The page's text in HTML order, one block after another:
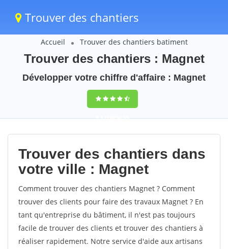
Trouver des chantiers
Accueil Trouver des chantiers batiment
Trouver des chantiers : Magnet
Développer votre chiffre d'affaire : Magnet
9,5(100%)39
votes
Trouver des chantiers dans
votre ville : Magnet
Comment trouver des chantiers Magnet ? Comment
trouver des clients pour faire des travaux Magnet ? En
tant qu'entreprise du bâtiment, il n'est pas toujours
facile de trouver des clients et trouver des chantiers à
réaliser rapidement. Notre service d'aide aux artisans